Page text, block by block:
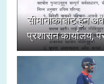
सीमानाकाबाट हुने
प्रशासन कार्यालय,